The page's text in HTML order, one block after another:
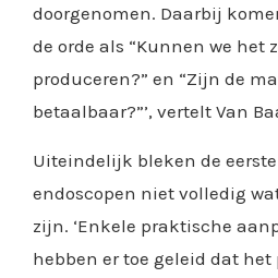
doorgenomen. Daarbij
de orde als “Kunnen we het
produceren?” en “Zijn de
betaalbaar?”’, vertelt Van
Uiteindelijk bleken de
endoscopen niet volledig
zijn. ‘Enkele praktische
hebben er toe geleid dat het